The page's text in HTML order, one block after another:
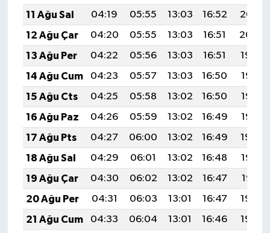
11 Ağu Sal
04:19 05:55 13:03 16:52
20:02
12 Ağu Çar
04:20 05:55 13:03 16:51
20:00
13 Ağu Per
04:22 05:56 13:03 16:51
19:59
14 Ağu Cum
04:23 05:57 13:03 16:50
19:58
15 Ağu Cts
04:25 05:58 13:02 16:50
19:57
16 Ağu Paz
04:26 05:59 13:02 16:49
19:55
17 Ağu Pts
04:27 06:00 13:02 16:49
19:54
18 Ağu Sal
04:29 06:01 13:02 16:48
19:53
19 Ağu Çar
04:30 06:02 13:02 16:47
19:51
20 Ağu Per
04:31 06:03 13:01 16:47
19:50
21 Ağu Cum
04:33 06:04 13:01 16:46
19:48